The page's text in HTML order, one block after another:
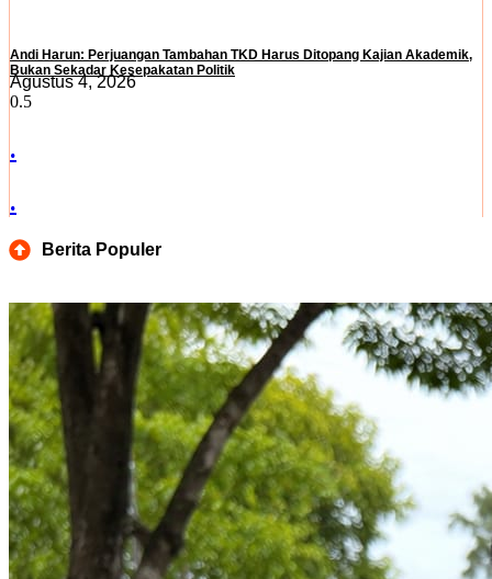
Andi Harun: Perjuangan Tambahan TKD Harus Ditopang Kajian Akademik,
Bukan Sekadar Kesepakatan Politik
Agustus 4, 2026
.
.
Berita Populer